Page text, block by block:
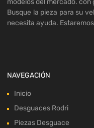
modelos del mercado.
Busque la pieza para su
necesita ayuda.
NAVEGACIÓN
Inicio
Desguaces Rodri
Piezas Desguace